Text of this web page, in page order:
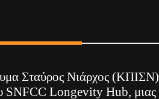
Σταύρος Νιάρχος (ΚΠΙΣΝ)
SNFCC Longevity Hub, μιας